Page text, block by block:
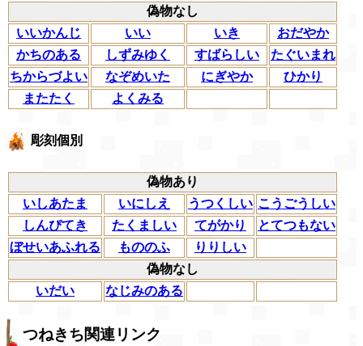
偽物なし
いいかんじ
いい いき
おだやか
かちのある
しずみゆく すばらしい
たぐいまれ
ちからづよい
なぞめいた にぎやか
ひかり
またたく
よくみる
彫刻個別
偽物あり
いしあたま
いにしえ うつくしい こうごうしい
しんぴてき
たくましい てがかり
とてつもない
ぼせいあふれる
もののふ
りりしい
偽物なし
いだい
なじみのある
つねきち関連リンク